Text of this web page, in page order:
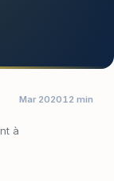
à
Mar 202012 min